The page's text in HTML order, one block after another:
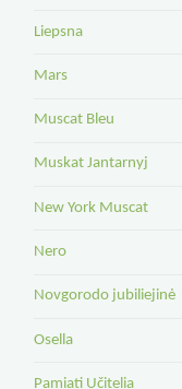
Liepsna
Mars
Muscat Bleu
Muskat Jantarnyj
New York Muscat
Nero
Novgorodo jubiliejinė
Osella
Pamiati Učitelia